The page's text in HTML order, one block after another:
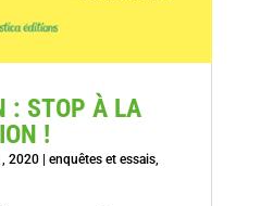
: STOP À LA
!
2020| enquêtes et essais,